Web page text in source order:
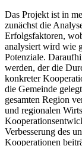
Das Projekt ist in
zunächst die
Erfolgsfaktoren,
analysiert wird wie
Potenziale.
werden, der die
konkreter
die Gemeinde
gesamten Region
und regionalen
Verbesserung des
Kooperationen